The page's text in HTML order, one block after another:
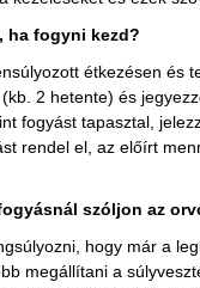
ha fogyni kezd?
étkezésen és
2 hetente) és
fogyást tapasztal,
rendel el, az előírt
szóljon az
hogy már a
megállítani a